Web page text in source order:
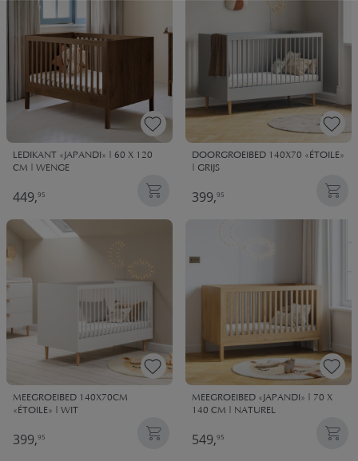
LEDIKANT «JAPANDI» | 60 X 120
CM | WENGE
449,95
DOORGROEIBED 140X70 «ÉTOILE»
| GRIJS
399,95
MEEGROEIBED 140X70CM
«ÉTOILE» | WIT
399,95
MEEGROEIBED «JAPANDI» | 70 X
140 CM | NATUREL
549,95